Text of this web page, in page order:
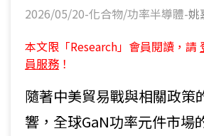
2026/05/20-化合物/功率半導體-姚
本文限「Research」會員閱讀，請
員服務 ！
隨著中美貿易戰與相關政策
響，全球GaN功率元件市場